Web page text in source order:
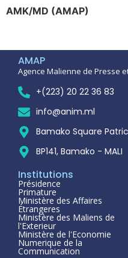
AMK/MD (AMAP)
AMAP
Agence Malienne de Presse
+(223) 20 22 36 83
info@anim.ml
Bamako Square
BP141, Bamako - MALI
Institutions
Présidence
Primature
Ministère des Affaires
Étrangeres
Ministère des Maliens de
l'Exterieur
Ministère de l'Economie
Numerique de la
Communication